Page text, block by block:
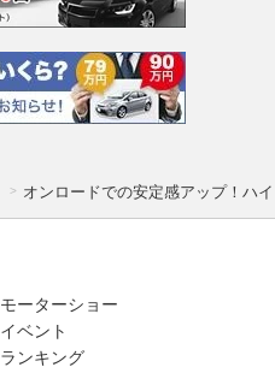
オンロードでの安定感アップ！ハ
モーターショー
イベント
ランキング